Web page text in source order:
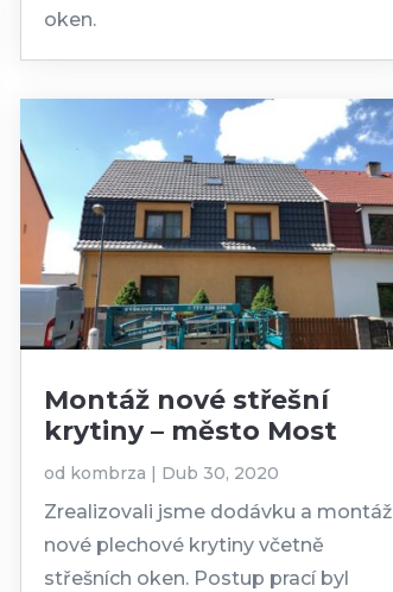
oken.
Montáž nové střešní
krytiny – město Most
od kombrza | Dub 30, 2020
Zrealizovali jsme dodávku a montáž
nové plechové krytiny včetně
střešních oken. Postup prací byl